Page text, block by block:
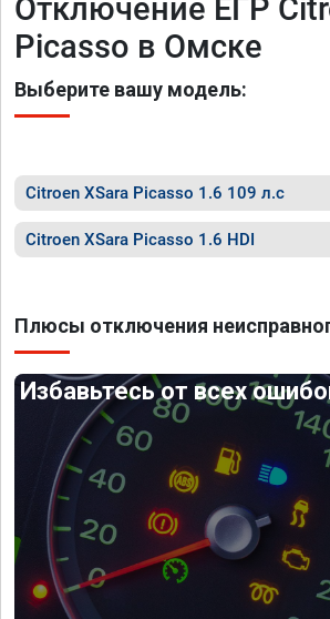
Отключение ЕГР
Picasso в Омске
Выберите вашу модель:
Citroen XSara Picasso 1.6 109 л.с
Citroen XSara Picasso 1.6 HDI
Плюсы отключения
Избавьтесь от всех